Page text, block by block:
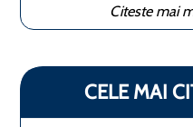
Citeste mai
CELE MAI